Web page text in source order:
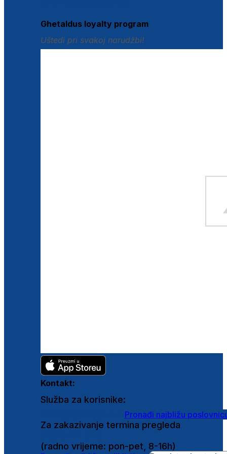
Ghetaldus loyalty program
Uštedi pri svakoj narudžbi!
Kontakt:
Služba za korisnike:
Pronađi najbližu
Za zakazivanje termina pregleda
(radno vrijeme: pon-pet, 8-16h)